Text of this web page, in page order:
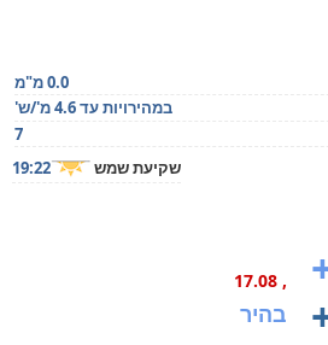
0.0 מ"מ
במהירויות עד 4.6 מ'/ש'
7
שקיעת שמש 19:22
, 17.08
בהיר